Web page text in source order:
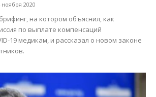
ноября 2020
на котором объяснил, как
по выплате компенсаций
19 медикам, и рассказал о новом законе